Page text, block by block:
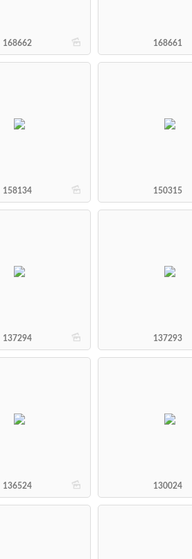
b
168662 168661
b
158134 150315
b
137294 137293
b
136524 130024